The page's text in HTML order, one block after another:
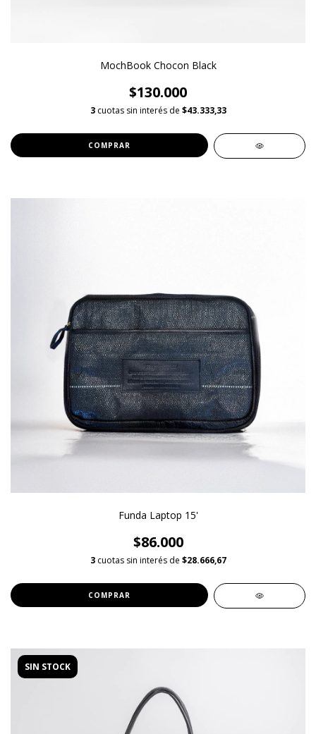
MochBook Chocon Black
$130.000
3 cuotas sin interés de $43.333,33
COMPRAR
Funda Laptop 15'
$86.000
3 cuotas sin interés de $28.666,67
COMPRAR
SIN STOCK